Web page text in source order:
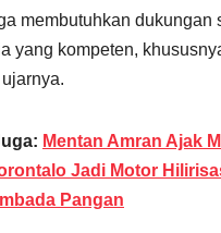
membutuhkan dukungan
yang kompeten,
ujarnya.
Mentan Amran Ajak
Jadi Motor
Pangan